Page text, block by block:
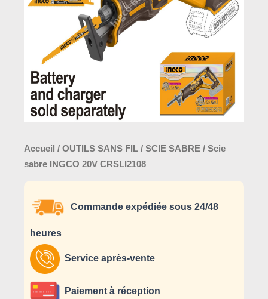
Accueil / OUTILS SANS FIL / SCIE SABRE / Scie
sabre INGCO 20V CRSLI2108
Commande expédiée sous 24/48
heures
Service après-vente
Paiement à réception